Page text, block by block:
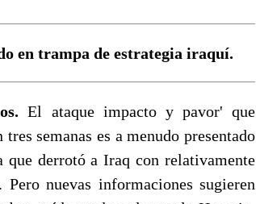
en trampa de estrategia iraquí.
El ataque impacto y pavor' que
semanas es a menudo presentado
que derrotó a Iraq con relativamente
Pero nuevas informaciones sugieren